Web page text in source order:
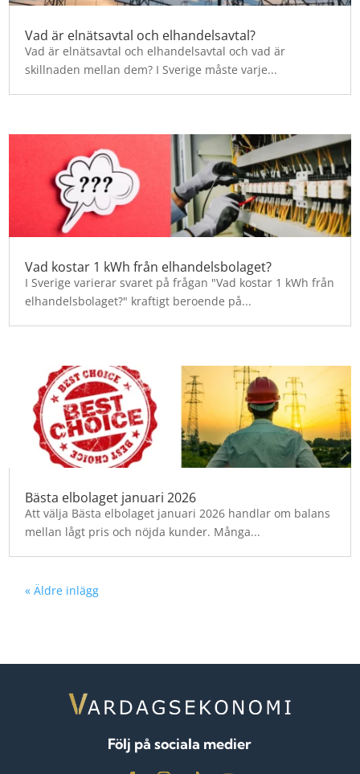
Vad är elnätsavtal och elhandelsavtal?
Vad är elnätsavtal och elhandelsavtal och vad är
skillnaden mellan dem? I Sverige måste varje...
Vad kostar 1 kWh från elhandelsbolaget?
I Sverige varierar svaret på frågan "Vad kostar 1 kWh från
elhandelsbolaget?" kraftigt beroende på...
Bästa elbolaget januari 2026
Att välja Bästa elbolaget januari 2026 handlar om balans
mellan lågt pris och nöjda kunder. Många...
« Äldre inlägg
Följ på sociala medier